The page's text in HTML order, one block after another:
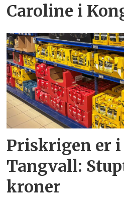
Caroline i
Priskrigen er i
Tangvall:
kroner